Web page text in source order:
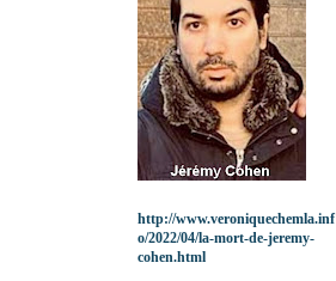
http://www.veroniquechemla.inf
o/2022/04/la-mort-de-jeremy-
cohen.html